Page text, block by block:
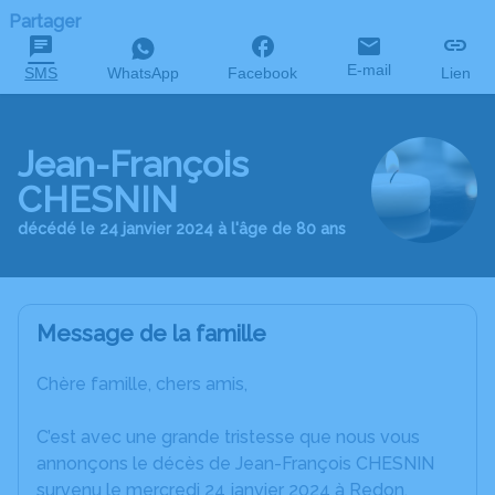
Partager
SMS WhatsApp Facebook E-mail Lien
Jean-François
CHESNIN
décédé le 24 janvier 2024 à l'âge de 80 ans
Message de la famille
Chère famille, chers amis,
C’est avec une grande tristesse que nous vous
annonçons le décès de Jean-François CHESNIN
survenu le mercredi 24 janvier 2024 à Redon.